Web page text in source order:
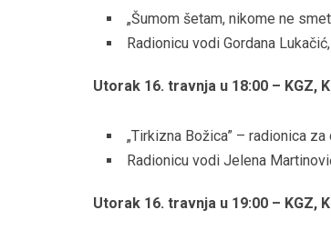
„Šumom šetam, nikome ne
Radionicu vodi Gordana
Utorak 16. travnja u 18:00 – KGZ,
„Tirkizna Božica” – radionica
Radionicu vodi Jelena
Utorak 16. travnja u 19:00 – KGZ,